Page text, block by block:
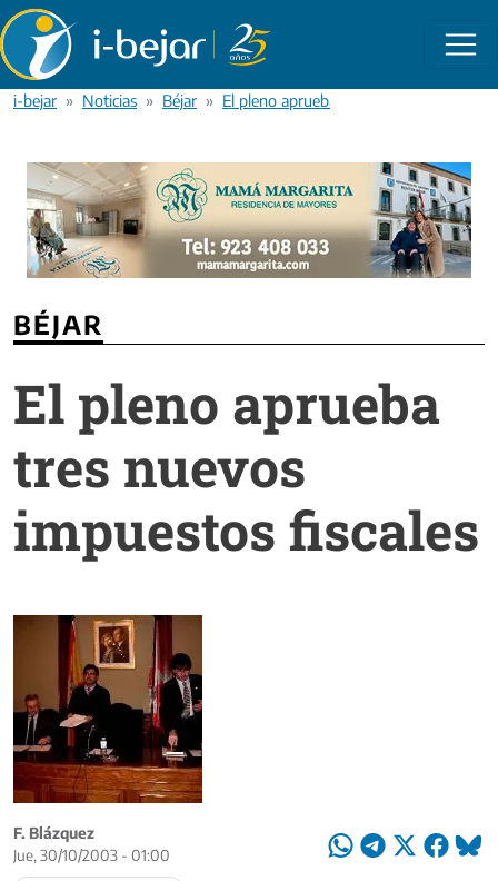
Pasar al contenido principal
i-bejar Noticias Béjar El pleno aprueba tres nuevos impuestos
BÉJAR
El pleno aprueba
tres nuevos
impuestos fiscales
F. Blázquez
Jue, 30/10/2003 - 01:00